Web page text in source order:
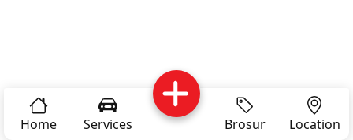
Services Brosur Location
About Us
Home
Services Brosur Location